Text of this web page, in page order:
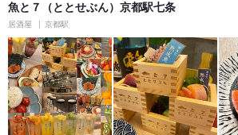
魚と７（ととせぶん）京都駅七条
居酒屋 京都駅